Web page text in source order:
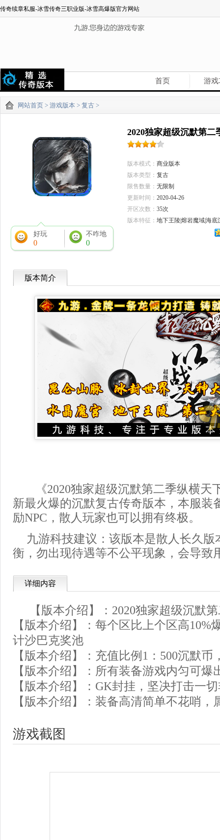
传奇续章私服-冰雪传奇三职业版-冰雪高爆版官方网站
首页 游戏
网站首页 > 游戏版本 > 复古 >
好玩
0
不咋地
0
2020独家超级沉默第二
版本模式： 商业版本
版本类型： 复古
限售数量： 无限制
更新时间： 2020-04-26
开区次数： 35次
版本特征： 地下王陵|熔岩魔域|海底
版本简介
《2020独家超级沉默第二季纵横天
新最火爆的沉默复古传奇版本，本服装
励NPC，散人玩家也可以拥有终极。
九游科技建议：该版本是散人长久
衡，勿出现待遇等不公平现象，会导致
详细内容
【版本介绍】：2020独家超级沉默
【版本介绍】：每个区比上个区高10%
计沙巴克奖池
【版本介绍】：充值比例1：500沉默币
【版本介绍】：所有装备游戏内匀可爆
【版本介绍】：GK封挂，坚决打击一
【版本介绍】：装备高清简单不花哨，
游戏截图